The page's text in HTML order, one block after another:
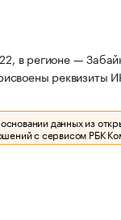
в регионе —
данных из
с сервисом РБК